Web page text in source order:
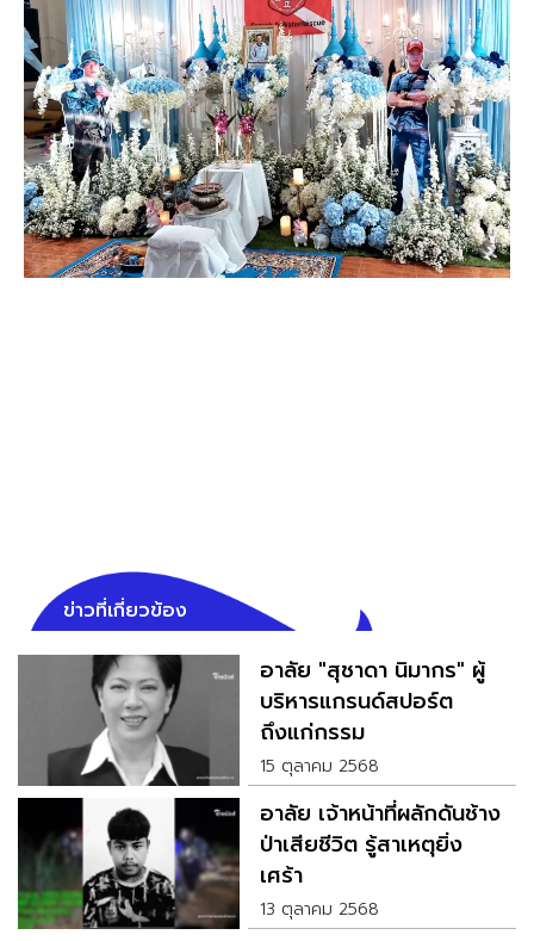
ข่าวที่เกี่ยวข้อง
อาลัย "สุชาดา นิมากร" ผู้
บริหารแกรนด์สปอร์ต
ถึงแก่กรรม
15 ตุลาคม 2568
อาลัย เจ้าหน้าที่ผลักดันช้าง
ป่าเสียชีวิต รู้สาเหตุยิ่ง
เศร้า
13 ตุลาคม 2568